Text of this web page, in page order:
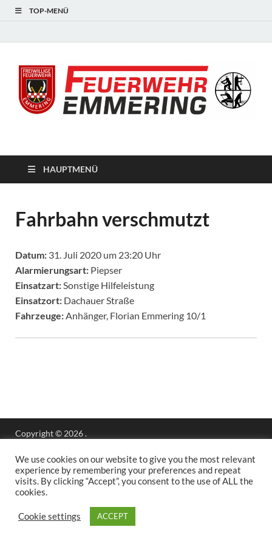
TOP-MENÜ
HAUPTMENÜ
Fahrbahn verschmutzt
Datum: 31. Juli 2020 um 23:20 Uhr
Alarmierungsart: Piepser
Einsatzart: Sonstige Hilfeleistung
Einsatzort: Dachauer Straße
Fahrzeuge: Anhänger, Florian Emmering 10/1
Copyright © 2026.
We use cookies on our website to give you the most relevant
experience by remembering your preferences and repeat
visits. By clicking “Accept”, you consent to the use of ALL the
cookies.
Cookie settings ACCEPT